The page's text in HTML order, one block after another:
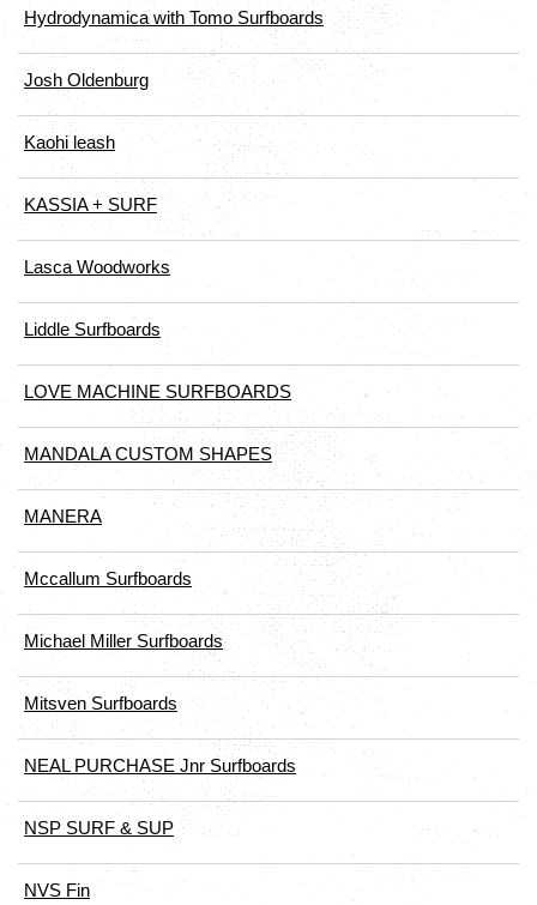
Hydrodynamica with Tomo Surfboards
Josh Oldenburg
Kaohi leash
KASSIA + SURF
Lasca Woodworks
Liddle Surfboards
LOVE MACHINE SURFBOARDS
MANDALA CUSTOM SHAPES
MANERA
Mccallum Surfboards
Michael Miller Surfboards
Mitsven Surfboards
NEAL PURCHASE Jnr Surfboards
NSP SURF & SUP
NVS Fin